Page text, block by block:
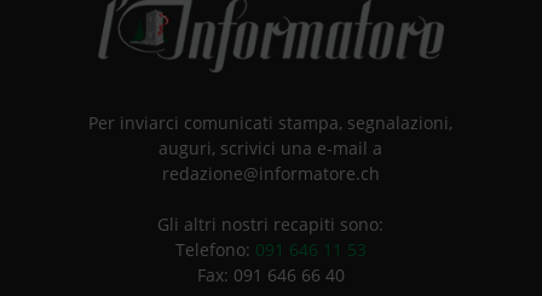
Per inviarci comunicati stampa, segnalazioni,
auguri, scrivici una e-mail a
redazione@informatore.ch
Gli altri nostri recapiti sono:
Telefono: 091 646 11 53
Fax: 091 646 66 40